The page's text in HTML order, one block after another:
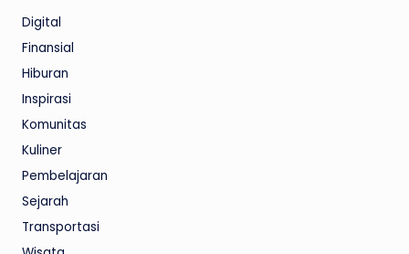
Digital
Finansial
Hiburan
Inspirasi
Komunitas
Kuliner
Pembelajaran
Sejarah
Transportasi